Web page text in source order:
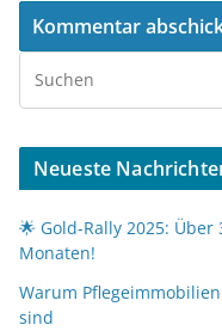
Neueste
🌟 Gold-Rally 2025:
Monaten!
Warum
sind